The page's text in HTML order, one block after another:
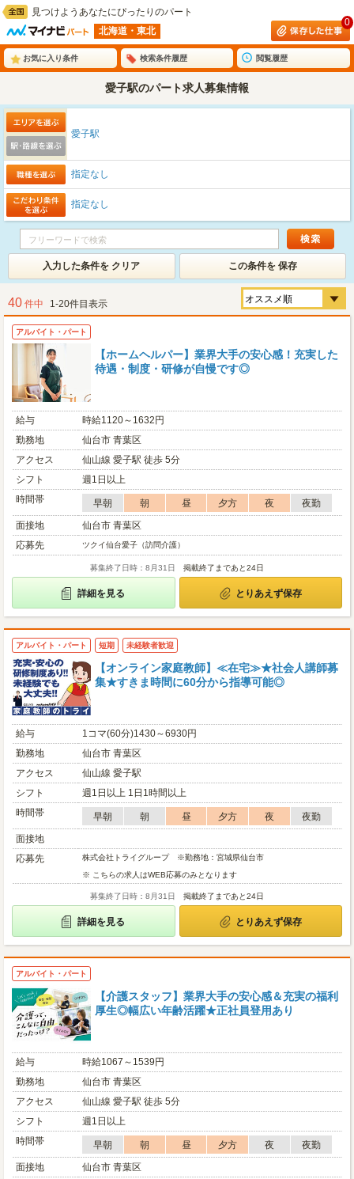
見つけようあなたにぴったりのパート
北海道・東北
0
お気に入り条件 検索条件履歴 閲覧履歴
愛子駅のパート求人募集情報
愛子駅
指定なし
指定なし
入力した条件を クリア この条件を 保存
40 件中 1-20件目表示
アルバイト・パート
【ホームヘルパー】業界大手の安心感！充実した
待遇・制度・研修が自慢です◎
給与
時給1120～1632円
勤務地
仙台市 青葉区
アクセス
仙山線 愛子駅 徒歩 5分
シフト
週1日以上
時間帯
早朝 朝 昼 夕方 夜
夜勤
面接地
仙台市 青葉区
応募先
ツクイ仙台愛子（訪問介護）
募集終了日時：8月31日 掲載終了まであと24日
詳細を見る とりあえず保存
アルバイト・パート 短期 未経験者歓迎
【オンライン家庭教師】≪在宅≫★社会人講師募
集★すきま時間に60分から指導可能◎
給与
1コマ(60分)1430～6930円
勤務地
仙台市 青葉区
アクセス
仙山線 愛子駅
シフト
週1日以上 1日1時間以上
時間帯
早朝 朝 昼 夕方 夜
夜勤
面接地
応募先
株式会社トライグループ ※勤務地：宮城県仙台市
※ こちらの求人はWEB応募のみとなります
募集終了日時：8月31日 掲載終了まであと24日
詳細を見る とりあえず保存
アルバイト・パート
【介護スタッフ】業界大手の安心感＆充実の福利
厚生◎幅広い年齢活躍★正社員登用あり
給与
時給1067～1539円
勤務地
仙台市 青葉区
アクセス
仙山線 愛子駅 徒歩 5分
シフト
週1日以上
時間帯
早朝 朝 昼 夕方 夜
夜勤
面接地
仙台市 青葉区